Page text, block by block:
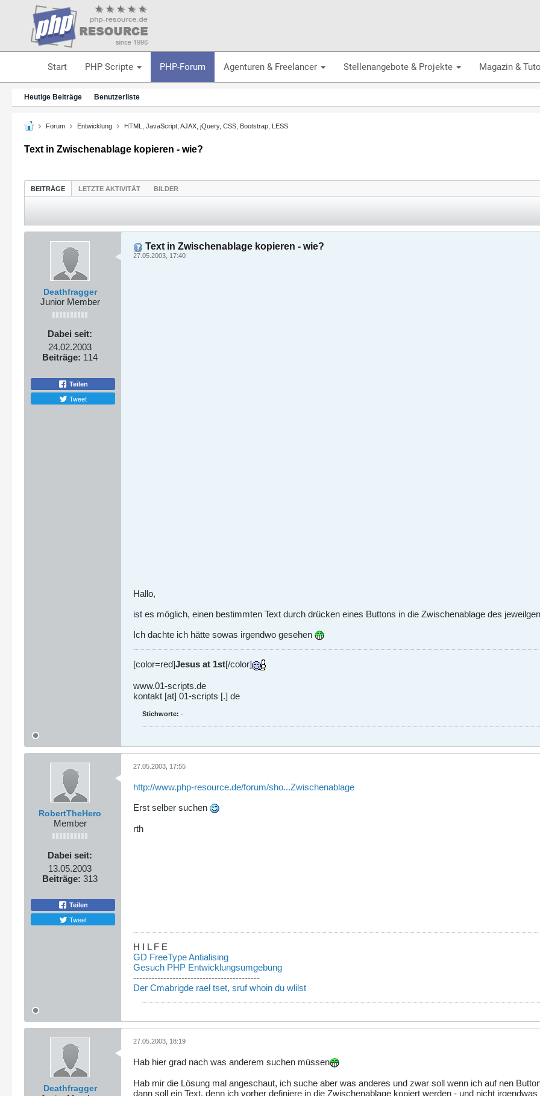
Start PHP Scripte PHP-Forum Agenturen & Freelancer Stellenangebote & Projekte Magazin &
Heutige Beiträge Benutzerliste
Forum Entwicklung HTML, JavaScript, AJAX, jQuery, CSS, Bootstrap, LESS
Text in Zwischenablage kopieren - wie?
BEITRÄGE LETZTE AKTIVITÄT BILDER
Deathfragger
Junior Member
Dabei seit:
24.02.2003
Beiträge: 114
Teilen
Tweet
Text in Zwischenablage kopieren - wie?
27.05.2003, 17:40
Hallo,
ist es möglich, einen bestimmten Text durch drücken eines Buttons in die Zwischenablage des
Ich dachte ich hätte sowas irgendwo gesehen
[color=red]Jesus at 1st[/color]
www.01-scripts.de
kontakt [at] 01-scripts [.] de
Stichworte: -
RobertTheHero
Member
Dabei seit:
13.05.2003
Beiträge: 313
Teilen
Tweet
27.05.2003, 17:55
http://www.php-resource.de/forum/sho...Zwischenablage
Erst selber suchen
rth
H I L F E
GD FreeType Antialising
Gesuch PHP Entwicklungsumgebung
------------------------------------------
Der Cmabrigde rael tset, sruf whoin du wlilst
Deathfragger
27.05.2003, 18:19
Hab hier grad nach was anderem suchen müssen
Hab mir die Lösung mal angeschaut, ich suche aber was anderes und zwar soll wenn ich auf nen
dann soll ein Text, denn ich vorher definiere in die Zwischenablage kopiert werden - und nicht